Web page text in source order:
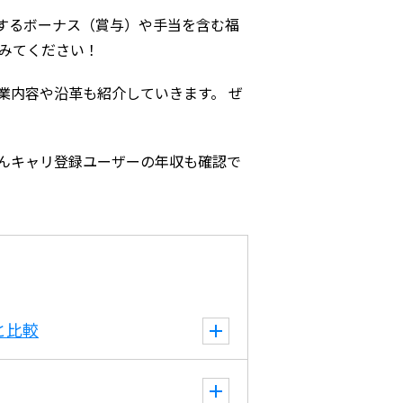
ボーナス（賞与）や手当を含む福
てください！
容や沿革も紹介していきます。 ぜ
キャリ登録ユーザーの年収も確認で
比較